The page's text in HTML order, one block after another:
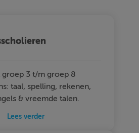
groep 3 t/m groep 8
taal, spelling, rekenen,
& vreemde talen.
Lees verder